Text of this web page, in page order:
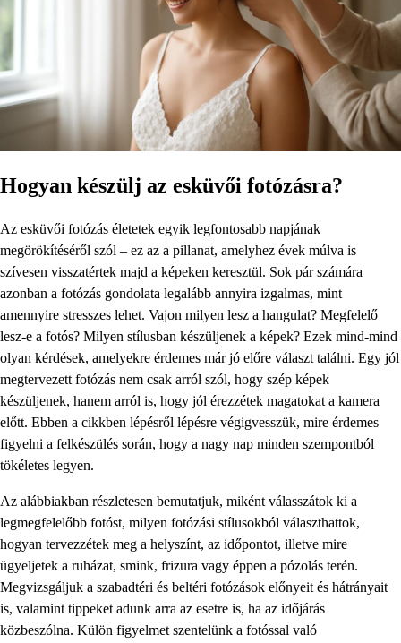
Hogyan készülj az esküvői fotózásra?
Az esküvői fotózás életetek egyik legfontosabb napjának
megörökítéséről szól – ez az a pillanat, amelyhez évek múlva is
szívesen visszatértek majd a képeken keresztül. Sok pár számára
azonban a fotózás gondolata legalább annyira izgalmas, mint
amennyire stresszes lehet. Vajon milyen lesz a hangulat? Megfelelő
lesz-e a fotós? Milyen stílusban készüljenek a képek? Ezek mind-mind
olyan kérdések, amelyekre érdemes már jó előre választ találni. Egy jól
megtervezett fotózás nem csak arról szól, hogy szép képek
készüljenek, hanem arról is, hogy jól érezzétek magatokat a kamera
előtt. Ebben a cikkben lépésről lépésre végigvesszük, mire érdemes
figyelni a felkészülés során, hogy a nagy nap minden szempontból
tökéletes legyen.
Az alábbiakban részletesen bemutatjuk, miként válasszátok ki a
legmegfelelőbb fotóst, milyen fotózási stílusokból választhattok,
hogyan tervezzétek meg a helyszínt, az időpontot, illetve mire
ügyeljetek a ruházat, smink, frizura vagy éppen a pózolás terén.
Megvizsgáljuk a szabadtéri és beltéri fotózások előnyeit és hátrányait
is, valamint tippeket adunk arra az esetre is, ha az időjárás
közbeszólna. Külön figyelmet szentelünk a fotóssal való